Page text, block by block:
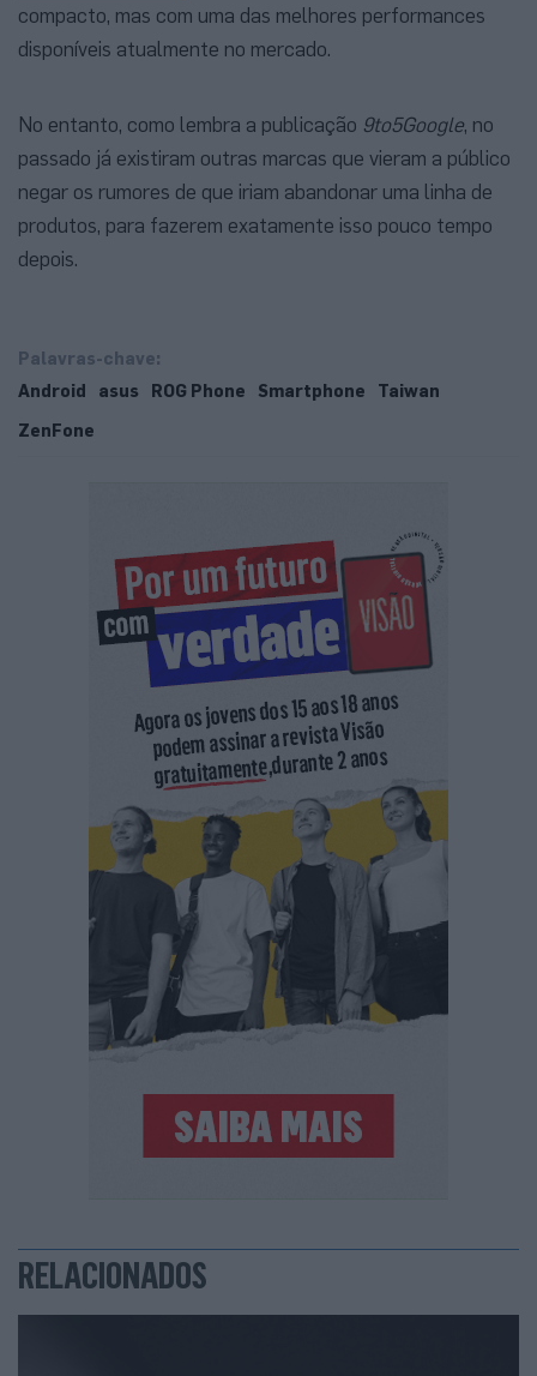
compacto, mas com uma das melhores performances
disponíveis atualmente no mercado.
No entanto, como lembra a publicação 9to5Google, no
passado já existiram outras marcas que vieram a público
negar os rumores de que iriam abandonar uma linha de
produtos, para fazerem exatamente isso pouco tempo
depois.
Palavras-chave:
Android
asus ROG Phone Smartphone
Taiwan
ZenFone
RELACIONADOS